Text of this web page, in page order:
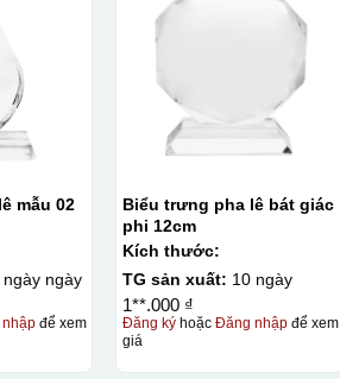
mẫu 02
ngày ngày
để xem
Biểu trưng pha lê bát giác
phi 12cm
Kích thước:
TG sản xuất: 10 ngày
1**.000 ₫
Đăng ký hoặcĐăng nhập để xem
giá